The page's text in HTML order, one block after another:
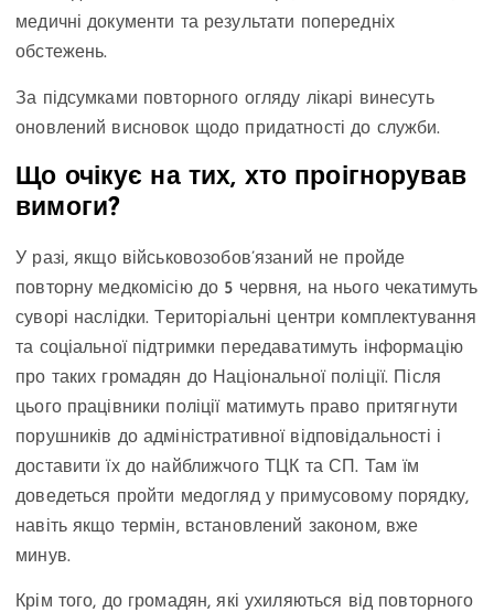
медичні документи та результати попередніх
обстежень.
За підсумками повторного огляду лікарі винесуть
оновлений висновок щодо придатності до служби.
Що очікує на тих, хто проігнорував
вимоги?
У разі, якщо військовозобов’язаний не пройде
повторну медкомісію до 5 червня, на нього чекатимуть
суворі наслідки. Територіальні центри комплектування
та соціальної підтримки передаватимуть інформацію
про таких громадян до Національної поліції. Після
цього працівники поліції матимуть право притягнути
порушників до адміністративної відповідальності і
доставити їх до найближчого ТЦК та СП. Там їм
доведеться пройти медогляд у примусовому порядку,
навіть якщо термін, встановлений законом, вже
минув.
Крім того, до громадян, які ухиляються від повторного